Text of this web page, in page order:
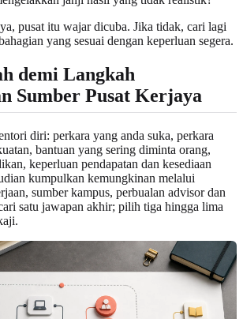
pusat itu wajar dicuba. Jika tidak, cari lagi
yang sesuai dengan keperluan segera.
demi Langkah
Sumber Pusat Kerjaya
diri: perkara yang anda suka, perkara
bantuan yang sering diminta orang,
keperluan pendapatan dan kesediaan
kumpulkan kemungkinan melalui
sumber kampus, perbualan advisor dan
satu jawapan akhir; pilih tiga hingga lima